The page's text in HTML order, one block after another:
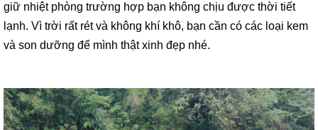
giữ nhiệt phòng trường hợp bạn không chịu được thời tiết
lạnh. Vì trời rất rét và không khí khô, bạn cần có các loại kem
và son dưỡng để mình thật xinh đẹp nhé.